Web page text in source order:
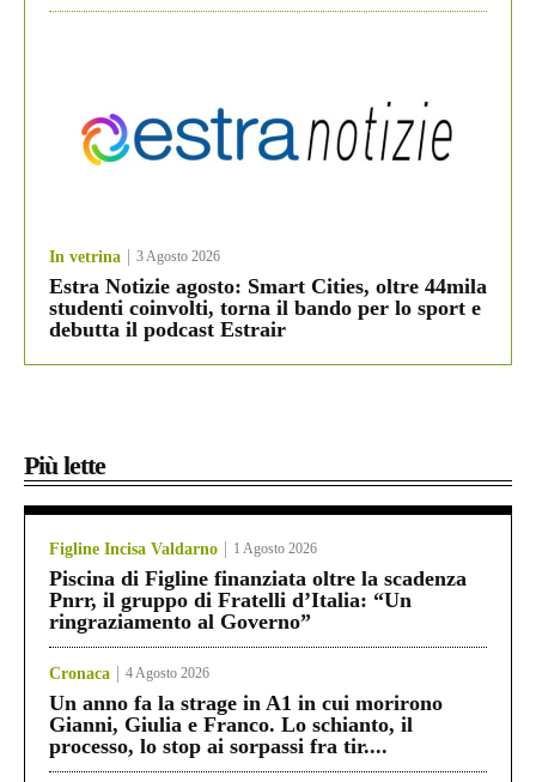
In vetrina 3 Agosto 2026
Estra Notizie agosto: Smart Cities, oltre 44mila
studenti coinvolti, torna il bando per lo sport e
debutta il podcast Estrair
Più lette
Figline Incisa Valdarno 1 Agosto 2026
Piscina di Figline finanziata oltre la scadenza
Pnrr, il gruppo di Fratelli d’Italia: “Un
ringraziamento al Governo”
Cronaca 4 Agosto 2026
Un anno fa la strage in A1 in cui morirono
Gianni, Giulia e Franco. Lo schianto, il
processo, lo stop ai sorpassi fra tir....